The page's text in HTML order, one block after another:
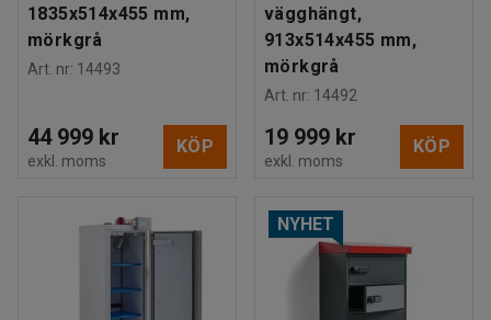
1835x514x455 mm,
mörkgrå
Art. nr: 14493
44 999 kr
exkl. moms
KÖP
vägghängt,
913x514x455 mm,
mörkgrå
Art. nr: 14492
19 999 kr
exkl. moms
KÖP
NYHET